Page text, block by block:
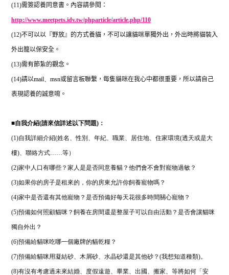
(11)需簽認養同意書。內容請參閱：
http://www.meetpets.idv.tw/phparticle/article.php/110
(12)不可以以『野放』的方式養貓，不可以讓貓咪單獨外出，外出時將貓裝入
外出籠以保安全。
(13)需有節紮的觀念。
(14)請以mail、 msn或留言板聯繫，每隻貓咪在我心中都很重要，所以請自己
表現認養的誠意唷。
■自我介紹(請來信詳述以下問題)：
(1)自我詳細介紹(姓名、性別、年紀、職業、居住地、住家環境(透天或是大
樓)、聯絡方式……等）
(2)家中人口有哪些？家人是是否同意養貓？他們會不會對寵物過敏？
(3)如果你的房子是租來的，你的房東允許你飼養寵物嗎？
(4)家中是否還有其他寵物？是否預備好每天花很多時間關心寵物？
(5)預備如何照顧貓咪？飼養在房間還是整屋子可以自由活動？是否會讓貓咪
獨自外出？
(6)預備給貓咪吃哪一個廠牌的貓乾糧？
(7)預備給貓咪用凝結砂、木屑砂、水晶砂還是其他砂？(我想知道種類)。
(8)有沒有考慮過未來結婚、度假遠遊、畢業、出國、搬家、等將如何「安